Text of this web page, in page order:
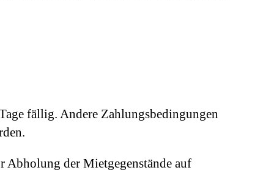
fällig. Andere Zahlungsbedingungen
Abholung der Mietgegenstände auf